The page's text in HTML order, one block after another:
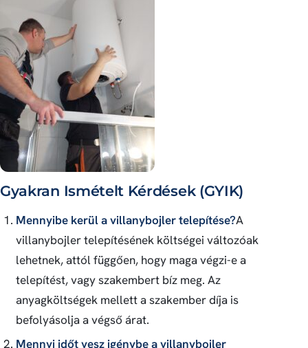
Gyakran Ismételt Kérdések (GYIK)
Mennyibe kerül a villanybojler telepítése?A
villanybojler telepítésének költségei változóak
lehetnek, attól függően, hogy maga végzi-e a
telepítést, vagy szakembert bíz meg. Az
anyagköltségek mellett a szakember díja is
befolyásolja a végső árat.
Mennyi időt vesz igénybe a villanybojler